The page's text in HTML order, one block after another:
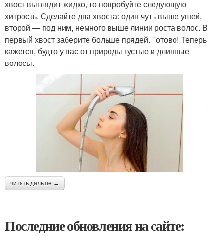
хвост выглядит жидко, то попробуйте следующую
хитрость. Сделайте два хвоста: один чуть выше ушей,
второй — под ним, немного выше линии роста волос. В
первый хвост заберите больше прядей. Готово! Теперь
кажется, будто у вас от природы густые и длинные
волосы.
читать дальше →
Последние обновления на сайте: